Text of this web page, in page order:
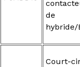
de
hybride/
Court-